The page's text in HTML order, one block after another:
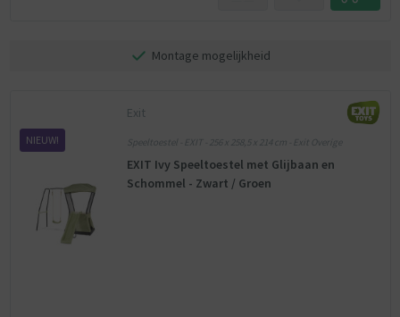
Montage mogelijkheid
NIEUW!
Exit
Speeltoestel - EXIT - 256 x 258,5 x 214 cm - Exit Overige
EXIT Ivy Speeltoestel met Glijbaan en
Schommel - Zwart / Groen